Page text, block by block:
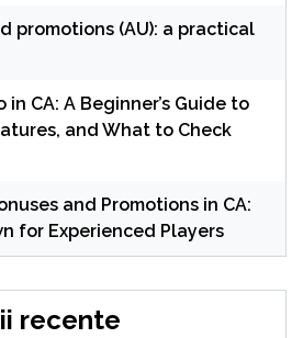
promotions (AU): a practical
in CA: A Beginner’s Guide to
and What to Check
and Promotions in CA:
for Experienced Players
recente